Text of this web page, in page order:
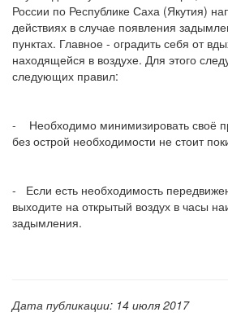
России по Республике Саха (Якутия)
действиях в случае появления
пунктах. Главное - оградить себя от
находящейся в воздухе. Для этого
следующих правил:
- Необходимо минимизировать своё
без острой необходимости не стоит
- Если есть необходимость
выходите на открытый воздух в часы
задымления.
Дата публикации: 14 июля 2017